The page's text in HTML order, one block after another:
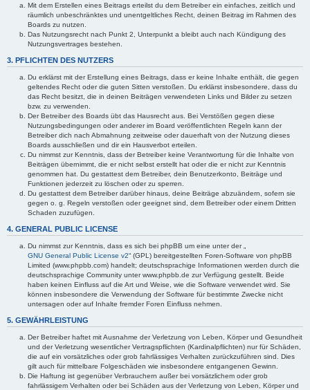
Mit dem Erstellen eines Beitrags erteilst du dem Betreiber ein einfaches, zeitlich und
räumlich unbeschränktes und unentgeltliches Recht, deinen Beitrag im Rahmen des
Boards zu nutzen.
Das Nutzungsrecht nach Punkt 2, Unterpunkt a bleibt auch nach Kündigung des
Nutzungsvertrages bestehen.
3. PFLICHTEN DES NUTZERS
Du erklärst mit der Erstellung eines Beitrags, dass er keine Inhalte enthält, die gegen
geltendes Recht oder die guten Sitten verstoßen. Du erklärst insbesondere, dass du
das Recht besitzt, die in deinen Beiträgen verwendeten Links und Bilder zu setzen
bzw. zu verwenden.
Der Betreiber des Boards übt das Hausrecht aus. Bei Verstößen gegen diese
Nutzungsbedingungen oder anderer im Board veröffentlichten Regeln kann der
Betreiber dich nach Abmahnung zeitweise oder dauerhaft von der Nutzung dieses
Boards ausschließen und dir ein Hausverbot erteilen.
Du nimmst zur Kenntnis, dass der Betreiber keine Verantwortung für die Inhalte von
Beiträgen übernimmt, die er nicht selbst erstellt hat oder die er nicht zur Kenntnis
genommen hat. Du gestattest dem Betreiber, dein Benutzerkonto, Beiträge und
Funktionen jederzeit zu löschen oder zu sperren.
Du gestattest dem Betreiber darüber hinaus, deine Beiträge abzuändern, sofern sie
gegen o. g. Regeln verstoßen oder geeignet sind, dem Betreiber oder einem Dritten
Schaden zuzufügen.
4. GENERAL PUBLIC LICENSE
Du nimmst zur Kenntnis, dass es sich bei phpBB um eine unter der „
GNU General Public License v2“ (GPL) bereitgestellten Foren-Software von phpBB
Limited (www.phpbb.com) handelt; deutschsprachige Informationen werden durch die
deutschsprachige Community unter www.phpbb.de zur Verfügung gestellt. Beide
haben keinen Einfluss auf die Art und Weise, wie die Software verwendet wird. Sie
können insbesondere die Verwendung der Software für bestimmte Zwecke nicht
untersagen oder auf Inhalte fremder Foren Einfluss nehmen.
5. GEWÄHRLEISTUNG
Der Betreiber haftet mit Ausnahme der Verletzung von Leben, Körper und Gesundheit
und der Verletzung wesentlicher Vertragspflichten (Kardinalpflichten) nur für Schäden,
die auf ein vorsätzliches oder grob fahrlässiges Verhalten zurückzuführen sind. Dies
gilt auch für mittelbare Folgeschäden wie insbesondere entgangenen Gewinn.
Die Haftung ist gegenüber Verbrauchern außer bei vorsätzlichem oder grob
fahrlässigem Verhalten oder bei Schäden aus der Verletzung von Leben, Körper und